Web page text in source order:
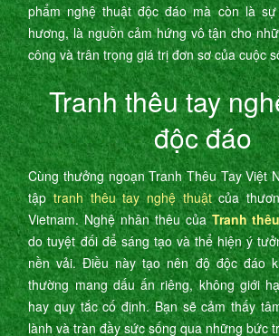
phẩm nghệ thuật độc đáo mà còn là
hương, là nguồn cảm hứng vô tận cho
công và trân trọng giá trị đơn sơ của cuộc
Tranh thêu tay
độc đáo
Cùng thưởng ngoạn Tranh Thêu Tay Việt
tậptranh thêu tay nghệ thuậtcủa
Vietnam. Nghệ nhân thêu củaTranh
do tuyệt đối để sáng tạo và thể hiện ý
nền vải. Điều này tạo nên độ độc đáo
thường mang dấu ấn riêng, không giới
hay quy tắc cố định. Bạn sẽ cảm thấy
lành và tràn đầy sức sống qua những bức